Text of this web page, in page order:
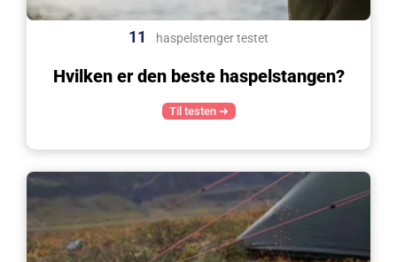
11 haspelstenger testet
Hvilken er den beste haspelstangen?
Til testen ➜